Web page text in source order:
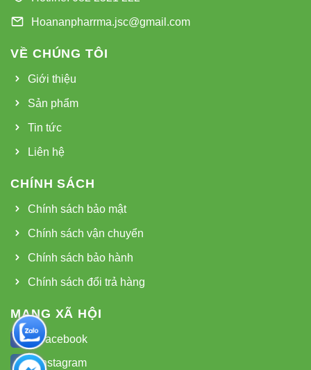
Hoananpharrma.jsc@gmail.com
VỀ CHÚNG TÔI
Giới thiệu
Sản phẩm
Tin tức
Liên hệ
CHÍNH SÁCH
Chính sách bảo mật
Chính sách vận chuyển
Chính sách bảo hành
Chính sách đổi trả hàng
MẠNG XÃ HỘI
Facebook
Instagram